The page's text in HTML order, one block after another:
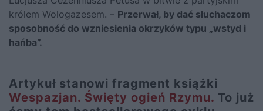
królem Wologazesem. – Przerwał, by dać słuchaczom
sposobność do wzniesienia okrzyków typu „wstyd i
hańba”.
Artykuł stanowi fragment książki
Wespazjan. Święty ogień Rzymu. To już